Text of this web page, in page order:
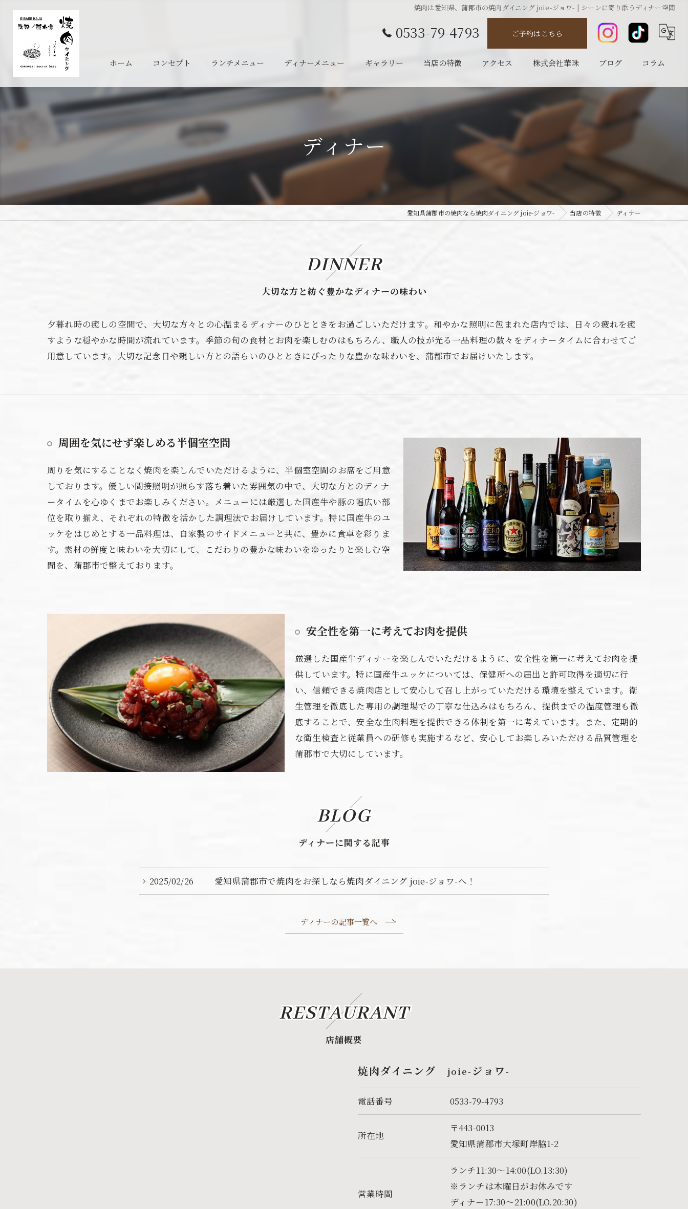
焼肉は愛知県、蒲郡市の焼肉ダイニング joie-ジョワ- | シーンに寄り添うディナー空間
0533-79-4793 ご予約はこちら
ホーム コンセプト ランチメニュー ディナーメニュー ギャラリー 当店の特徴 アクセス 株式会社華珠 ブログ コラム
ディナー
愛知県蒲郡市の焼肉なら焼肉ダイニング joie-ジョワ- 当店の特徴 ディナー
大切な方と紡ぐ豊かなディナーの味わい
DINNER
夕暮れ時の癒しの空間で、大切な方々との心温まるディナーのひとときをお過ごしいただけます。和やかな照明に包まれた店内では、日々の疲れを癒
すような穏やかな時間が流れています。季節の旬の食材とお肉を楽しむのはもちろん、職人の技が光る一品料理の数々をディナータイムに合わせてご
用意しています。大切な記念日や親しい方との語らいのひとときにぴったりな豊かな味わいを、蒲郡市でお届けいたします。
周囲を気にせず楽しめる半個室空間
周りを気にすることなく焼肉を楽しんでいただけるように、半個室空間のお席をご用意
しております。優しい間接照明が照らす落ち着いた雰囲気の中で、大切な方とのディナ
ータイムを心ゆくまでお楽しみください。メニューには厳選した国産牛や豚の幅広い部
位を取り揃え、それぞれの特徴を活かした調理法でお届けしています。特に国産牛のユ
ッケをはじめとする一品料理は、自家製のサイドメニューと共に、豊かに食卓を彩りま
す。素材の鮮度と味わいを大切にして、こだわりの豊かな味わいをゆったりと楽しむ空
間を、蒲郡市で整えております。
安全性を第一に考えてお肉を提供
厳選した国産牛ディナーを楽しんでいただけるように、安全性を第一に考えてお肉を提
供しています。特に国産牛ユッケについては、保健所への届出と許可取得を適切に行
い、信頼できる焼肉店として安心して召し上がっていただける環境を整えています。衛
生管理を徹底した専用の調理場での丁寧な仕込みはもちろん、提供までの温度管理も徹
底することで、安全な生肉料理を提供できる体制を第一に考えています。また、定期的
な衛生検査と従業員への研修も実施するなど、安心してお楽しみいただける品質管理を
蒲郡市で大切にしています。
BLOG
ディナーに関する記事
2025/02/26 愛知県蒲郡市で焼肉をお探しなら焼肉ダイニング joie-ジョワ-へ！
ディナーの記事一覧へ
店舗概要
RESTAURANT
焼肉ダイニング joie-ジョワ-
電話番号 0533-79-4793
所在地
〒443-0013
愛知県蒲郡市大塚町岸脇1-2
営業時間
ランチ11:30～14:00(LO.13:30)
※ランチは木曜日がお休みです
ディナー17:30～21:00(LO.20:30)